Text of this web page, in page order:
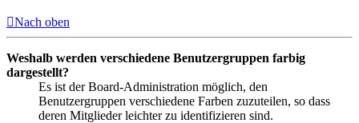
Nach oben
Weshalb werden verschiedene Benutzergruppen farbig
dargestellt?
Es ist der Board-Administration möglich, den
Benutzergruppen verschiedene Farben zuzuteilen, so dass
deren Mitglieder leichter zu identifizieren sind.